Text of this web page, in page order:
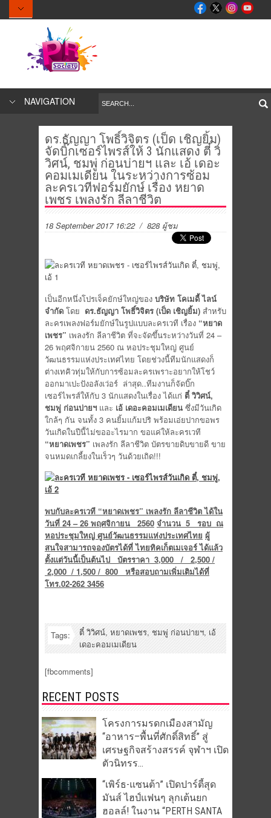
NAVIGATION
ดร.ธัญญา โพธิ์วิจิตร (เป็ด เชิญยิ้ม)
จัดบิ๊กเซอร์ไพรส์ให้ 3 นักแสดง ตี๋ วิ
วิศน์, ชมพู่ ก่อนบ่ายฯ และ เอ้ เดอะ
คอมเมเดียน ในระหว่างการซ้อม
ละครเวทีฟอร์มยักษ์ เรื่อง หยาด
เพชร เพลงรัก ลีลาชีวิต
18 September 2017 16:22/ 828 ผู้ชม
เป็นอีกหนึ่งโปรเจ็คยักษ์ใหญ่ของ บริษัท โคเมดี้ ไลน์
จำกัด โดย ดร.ธัญญา โพธิ์วิจิตร (เป็ด เชิญยิ้ม) สำหรับ
ละครเพลงฟอร์มยักษ์ในรูปแบบละครเวที เรื่อง “หยาด
เพชร” เพลงรัก ลีลาชีวิต ที่จะจัดขึ้นระหว่างวันที่ 24 –
26 พฤศจิกายน 2560 ณ หอประชุมใหญ่ ศูนย์
วัฒนธรรมแห่งประเทศไทย โดยช่วงนี้ทีมนักแสดงก็
ต่างเทคิวทุ่มให้กับการซ้อมละครเพราะอยากให้โชว์
ออกมาเปะปังอลังเว่อร์ ล่าสุด..ทีมงานก็จัดบิ๊ก
เซอร์ไพรส์ให้กับ 3 นักแสดงในเรื่อง ได้แก่ ตี๋ วิวิศน์,
ชมพู่ ก่อนบ่ายฯ และ เอ้ เดอะคอมเมเดียน ซึ่งมีวันเกิด
ใกล้ๆ กัน จนทั้ง 3 คนยิ้มแก้มปริ พร้อมเอ่ยปากขอพร
วันเกิดในปีนี้ไม่ขออะไรมาก ขอแค่ให้ละครเวที
“หยาดเพชร” เพลงรัก ลีลาชีวิต บัตรขายดิบขายดี ขาย
จนหมดเกลี้ยงในเร็วๆ วันด้วยเถิด!!!
พบกับละครเวที “หยาดเพชร” เพลงรัก ลีลาชีวิต ได้ใน
วันที่ 24 – 26 พฤศจิกายน 2560 จำนวน 5 รอบ ณ
หอประชุมใหญ่ ศูนย์วัฒนธรรมแห่งประเทศไทย ผู้
สนใจสามารถจองบัตรได้ที่ ไทยทิคเก็ตเมเจอร์ ได้แล้ว
ตั้งแต่วันนี้เป็นต้นไป บัตรราคา 3,000 / 2,500 /
2,000 / 1,500 / 800 หรือสอบถามเพิ่มเติมได้ที่
โทร.02-262 3456
Tags: ตี๋ วิวิศน์, หยาดเพชร, ชมพู่ ก่อนบ่ายฯ, เอ้
เดอะคอมเมเดียน
[fbcomments]
RECENT POSTS
โครงการมรดกเมืองสามัญ
“อาหาร–พื้นที่ศักดิ์สิทธิ์” สู่
เศรษฐกิจสร้างสรรค์ จุฬาฯ เปิด
ตัวนิทรร...
“เพิร์ธ-แซนต้า” เปิดปาร์ตี้สุด
มันส์ ไฮป์แฟนๆ ลุกเต้นยก
ฮอลล์! ในงาน “PERTH SANTA